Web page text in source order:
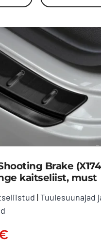
Brake
kaitseliist, must
|Tuulesuunajad